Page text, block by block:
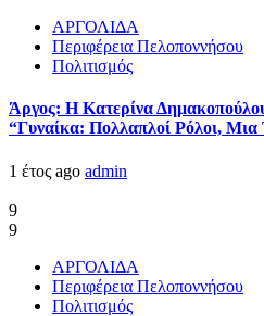
ΑΡΓΟΛΙΔΑ
Περιφέρεια Πελοποννήσου
Πολιτισμός
Άργος: Η Κατερίνα
“Γυναίκα: Πολλαπλοί Ρόλοι, Μια
1 έτος ago admin
9
9
ΑΡΓΟΛΙΔΑ
Περιφέρεια Πελοποννήσου
Πολιτισμός